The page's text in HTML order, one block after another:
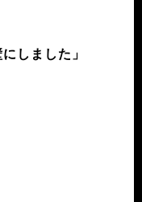
しました」